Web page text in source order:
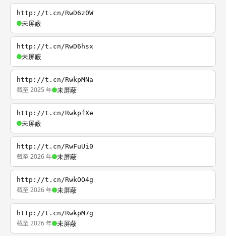
http://t.cn/RwD6z0W
未屏蔽
http://t.cn/RwD6hsx
未屏蔽
http://t.cn/RwkpMNa
截至 2025 年 未屏蔽
http://t.cn/RwkpfXe
未屏蔽
http://t.cn/RwFuUi0
截至 2026 年 未屏蔽
http://t.cn/RwkOO4g
截至 2026 年 未屏蔽
http://t.cn/RwkpM7g
截至 2026 年 未屏蔽